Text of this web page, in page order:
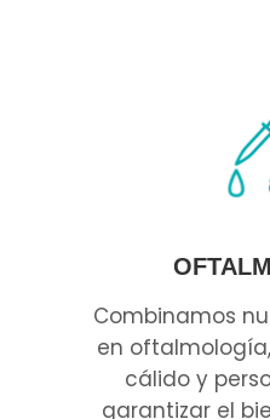
Combinamos
en
cálido y
garantizar el